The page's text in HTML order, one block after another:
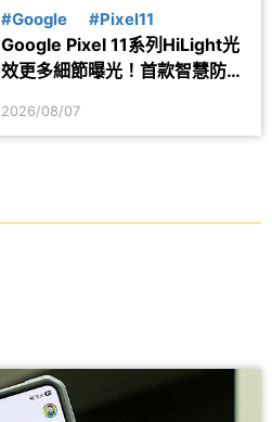
#Google #Pixel11
Google Pixel 11系列HiLight光
效更多細節曝光！首款智慧防丟
2026/08/07